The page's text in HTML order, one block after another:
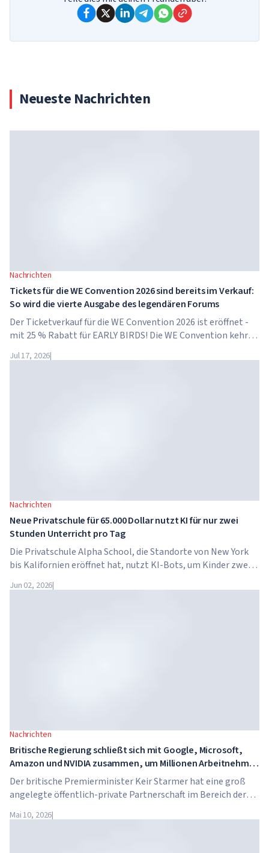
Neueste Nachrichten
Nachrichten
Tickets für die WE Convention 2026 sind bereits im Verkauf:
So wird die vierte Ausgabe des legendären Forums
Der Ticketverkauf für die WE Convention 2026 ist eröffnet -
mit 25 % Rabatt für EARLY BIRDS! Die WE Convention kehrt
November 2026 findet das Forum im...
Jul 17, 2026|
Nachrichten
Neue Privatschule für 65.000 Dollar nutzt KI für nur zwei
Stunden Unterricht pro Tag
Die Privatschule Alpha School, die Standorte von New York
bis Kalifornien eröffnet hat, nutzt KI-Bots, um Kinder zwei
Die Schule hat keine traditionellen Lehrer, keine
Jun 02, 2026|
Nachrichten
Britische Regierung schließt sich mit Google, Microsoft,
Amazon und NVIDIA zusammen, um Millionen Arbeitnehmer
in KI-Kompetenzen zu schulen
Der britische Premierminister Keir Starmer hat eine groß
angelegte öffentlich-private Partnerschaft im Bereich der
Amazon und NVIDIA starten gemeinsam mit der Regierung
Mai 10, 2026|